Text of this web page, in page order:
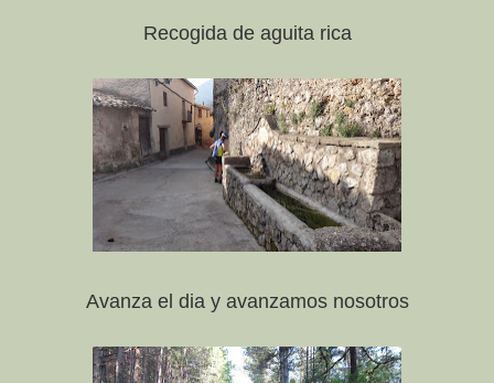
Recogida de aguita rica
Avanza el dia y avanzamos nosotros